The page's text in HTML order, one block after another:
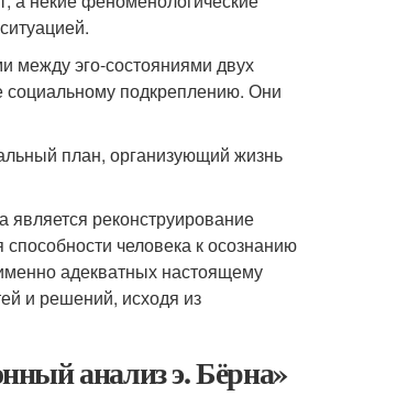
между эго-состояниями двух
подкреплению. Они
план, организующий жизнь
является реконструирование
человека к осознанию
адекватных настоящему
и решений, исходя из
анализ э. Бёрна»